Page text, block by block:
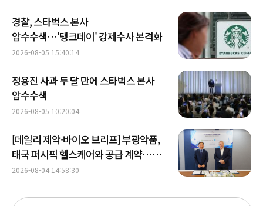
경찰, 스타벅스 본사
압수수색…'탱크데이' 강제수사 본격화
2026-08-05 15:40:14
정용진 사과 두 달 만에 스타벅스 본사
압수수색
2026-08-05 10:20:04
[데일리 제약·바이오 브리프] 부광약품,
태국 퍼시픽 헬스케어와 공급 계약…
동남아 공략 강화 外
2026-08-04 14:58:30